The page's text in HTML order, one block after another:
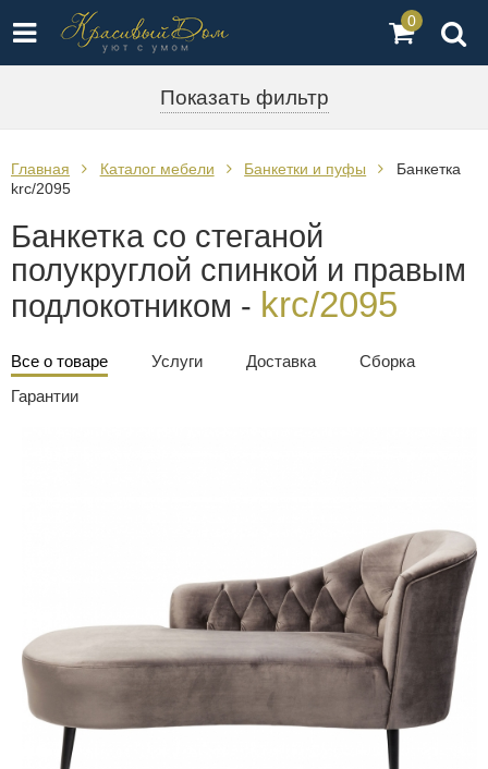
0
Показать фильтр
Главная Каталог мебели Банкетки и пуфы
Банкетка
krc/2095
Банкетка со стеганой
полукруглой спинкой и правым
подлокотником - krc/2095
Все о товаре Услуги Доставка
Сборка
Гарантии